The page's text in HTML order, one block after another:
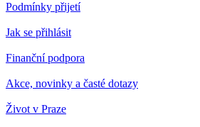
Podmínky přijetí
Jak se přihlásit
Finanční podpora
Akce, novinky a časté dotazy
Život v Praze